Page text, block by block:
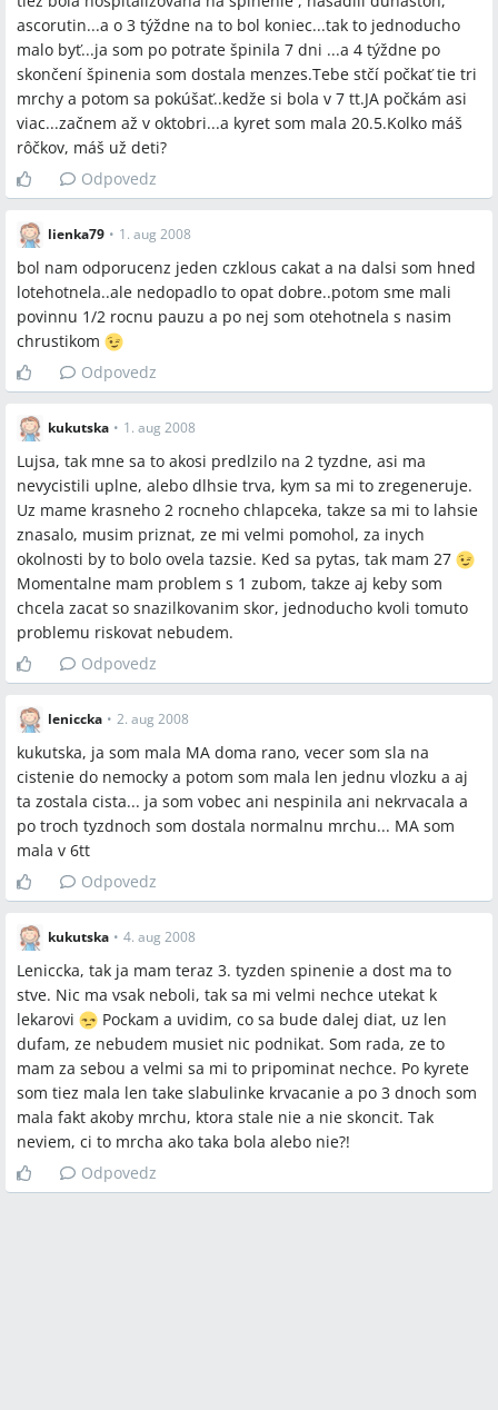
ascorutin...a o 3 týždne na to bol koniec...tak to jednoducho
malo byť...ja som po potrate špinila 7 dni ...a 4 týždne po
skončení špinenia som dostala menzes.Tebe stčí počkať tie tri
mrchy a potom sa pokúšať..kedže si bola v 7 tt.JA počkám asi
viac...začnem až v oktobri...a kyret som mala 20.5.Kolko máš
rôčkov, máš už deti?
Odpovedz
lienka79 • 1. aug 2008
bol nam odporucenz jeden czklous cakat a na dalsi som hned
lotehotnela..ale nedopadlo to opat dobre..potom sme mali
povinnu 1/2 rocnu pauzu a po nej som otehotnela s nasim
chrustikom
Odpovedz
kukutska • 1. aug 2008
Lujsa, tak mne sa to akosi predlzilo na 2 tyzdne, asi ma
nevycistili uplne, alebo dlhsie trva, kym sa mi to zregeneruje.
Uz mame krasneho 2 rocneho chlapceka, takze sa mi to lahsie
znasalo, musim priznat, ze mi velmi pomohol, za inych
okolnosti by to bolo ovela tazsie. Ked sa pytas, tak mam 27
Momentalne mam problem s 1 zubom, takze aj keby som
chcela zacat so snazilkovanim skor, jednoducho kvoli tomuto
problemu riskovat nebudem.
Odpovedz
leniccka • 2. aug 2008
kukutska, ja som mala MA doma rano, vecer som sla na
cistenie do nemocky a potom som mala len jednu vlozku a aj
ta zostala cista... ja som vobec ani nespinila ani nekrvacala a
po troch tyzdnoch som dostala normalnu mrchu... MA som
mala v 6tt
Odpovedz
kukutska • 4. aug 2008
Leniccka, tak ja mam teraz 3. tyzden spinenie a dost ma to
stve. Nic ma vsak neboli, tak sa mi velmi nechce utekat k
lekarovi
Pockam a uvidim, co sa bude dalej diat, uz len
dufam, ze nebudem musiet nic podnikat. Som rada, ze to
mam za sebou a velmi sa mi to pripominat nechce. Po kyrete
som tiez mala len take slabulinke krvacanie a po 3 dnoch som
mala fakt akoby mrchu, ktora stale nie a nie skoncit. Tak
neviem, ci to mrcha ako taka bola alebo nie?!
Odpovedz